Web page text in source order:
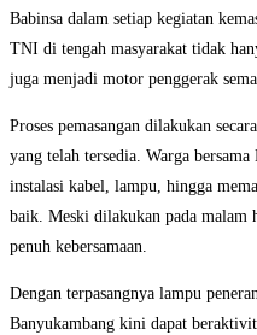
Babinsa dalam setiap kegiatan
TNI di tengah masyarakat tidak
juga menjadi motor penggerak
Proses pemasangan dilakukan
yang telah tersedia. Warga
instalasi kabel, lampu, hingga
baik. Meski dilakukan pada malam
penuh kebersamaan.
Dengan terpasangnya lampu
Banyukambang kini dapat